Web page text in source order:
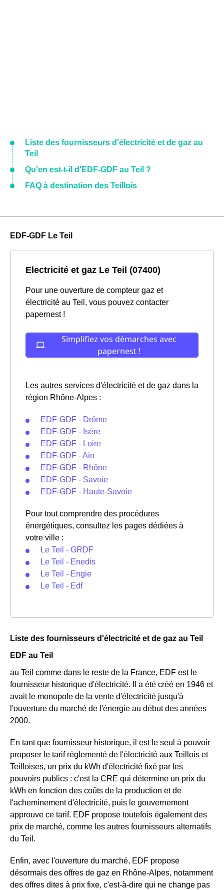
Liste des fournisseurs d'électricité et de gaz au
Teil
Qu'en est-t-il d'EDF-GDF au Teil ?
FAQ à destination des Teillois
EDF-GDF Le Teil
Electricité et gaz Le Teil (07400)
Pour une ouverture de compteur gaz et
électricité au Teil, vous pouvez contacter
papernest !
Les autres services d'électricité et de gaz dans la
région Rhône-Alpes :
EDF-GDF - Drôme
EDF-GDF - Isère
EDF-GDF - Loire
EDF-GDF - Ain
EDF-GDF - Rhône
EDF-GDF - Savoie
EDF-GDF - Haute-Savoie
Pour tout comprendre des procédures
énergétiques, consultez les pages dédiées à
votre ville :
Le Teil - GRDF
Le Teil - Enedis
Le Teil - Engie
Le Teil - Edf
Liste des fournisseurs d'électricité et de gaz au Teil
EDF au Teil
au Teil comme dans le reste de la France, EDF est le
fournisseur historique d'électricité. Il a été créé en 1946 et
avait le monopole de la vente d'électricité jusqu'à
l'ouverture du marché de l'énergie au début des années
2000.
En tant que fournisseur historique, il est le seul à pouvoir
proposer le tarif réglementé de l'électricité aux Teillois et
Teilloises, un prix du kWh d'électricité fixé par les
pouvoirs publics : c'est la CRE qui détermine un prix du
kWh en fonction des coûts de la production et de
l'acheminement d'électricité, puis le gouvernement
approuve ce tarif. EDF propose toutefois également des
prix de marché, comme les autres fournisseurs alternatifs
du Teil.
Enfin, avec l'ouverture du marché, EDF propose
désormais des offres de gaz en Rhône-Alpes, notamment
des offres dites à prix fixe, c'est-à-dire qui ne change pas